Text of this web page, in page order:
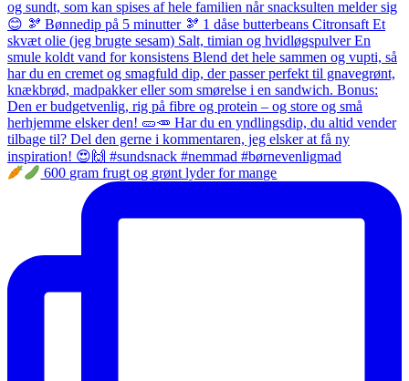
600 gram frugt og grønt lyder for mange